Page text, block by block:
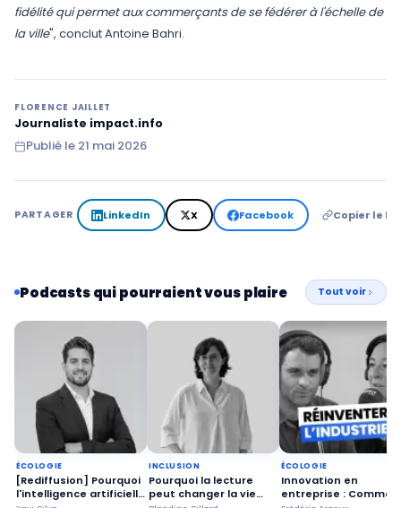
fidélité qui permet aux commerçants de se fédérer à l'échelle de
la ville", conclut Antoine Bahri.
FLORENCE JAILLET
Journaliste impact.info
Publié le 21 mai 2026
PARTAGER LinkedIn X Facebook Copier le
Podcasts qui pourraient vous plaire Tout voir
ÉCOLOGIE
[Rediffusion] Pourquoi
l'intelligence artificielle
INCLUSION
Pourquoi la lecture
peut changer la vie
ÉCOLOGIE
Innovation en
entreprise :